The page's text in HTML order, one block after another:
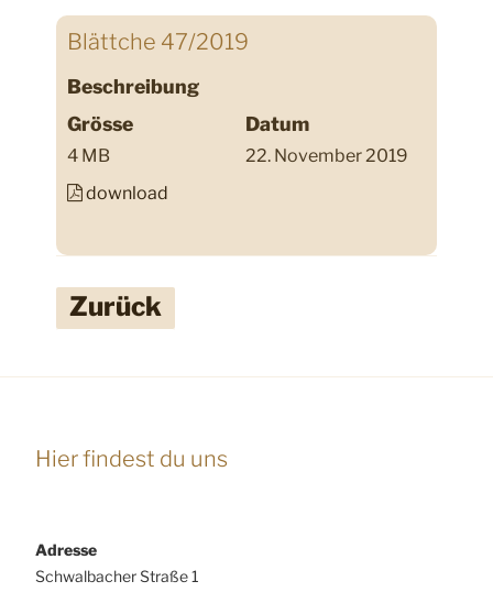
Blättche 47/2019
Beschreibung
Grösse
4 MB
Datum
22. November 2019
download
Zurück
Hier findest du uns
Adresse
Schwalbacher Straße 1